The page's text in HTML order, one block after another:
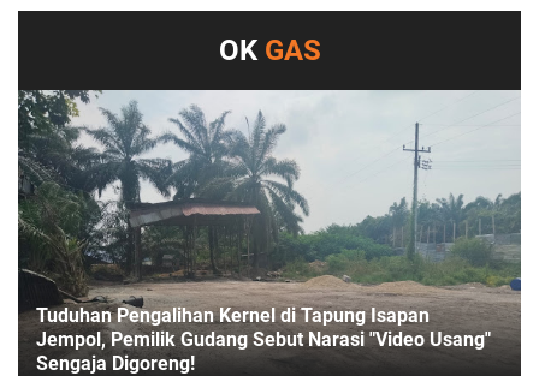
OK GAS
Tuduhan Pengalihan Kernel di Tapung Isapan
Jempol, Pemilik Gudang Sebut Narasi "Video Usang"
Sengaja Digoreng!